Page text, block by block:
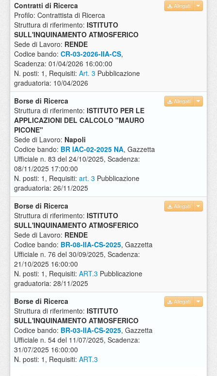
Contratti di Ricerca
Profilo: Contrattista di Ricerca
Struttura di riferimento: ISTITUTO
SULL'INQUINAMENTO ATMOSFERICO
Sede di Lavoro: RENDE
Codice bando: CR-03-2026-IIA-CS,
Scadenza: 01/04/2026 16:00:00
N. posti: 1, Requisiti: Art. 3 Pubblicazione
graduatoria: 10/04/2026
Allegati
Borse di Ricerca
Struttura di riferimento: ISTITUTO PER LE
APPLICAZIONI DEL CALCOLO "MAURO
PICONE"
Sede di Lavoro: Napoli
Codice bando: BR IAC-02-2025 NA, Gazzetta
Ufficiale n. 83 del 24/10/2025, Scadenza:
08/11/2025 17:00:00
N. posti: 1, Requisiti: art. 3 Pubblicazione
graduatoria: 26/11/2025
Allegati
Borse di Ricerca
Struttura di riferimento: ISTITUTO
SULL'INQUINAMENTO ATMOSFERICO
Sede di Lavoro: RENDE
Codice bando: BR-08-IIA-CS-2025, Gazzetta
Ufficiale n. 76 del 30/09/2025, Scadenza:
21/10/2025 16:00:00
N. posti: 1, Requisiti: ART.3 Pubblicazione
graduatoria: 28/11/2025
Allegati
Borse di Ricerca
Struttura di riferimento: ISTITUTO
SULL'INQUINAMENTO ATMOSFERICO
Codice bando: BR-03-IIA-CS-2025, Gazzetta
Ufficiale n. 54 del 11/07/2025, Scadenza:
31/07/2025 16:00:00
N. posti: 1, Requisiti: ART.3
Allegati